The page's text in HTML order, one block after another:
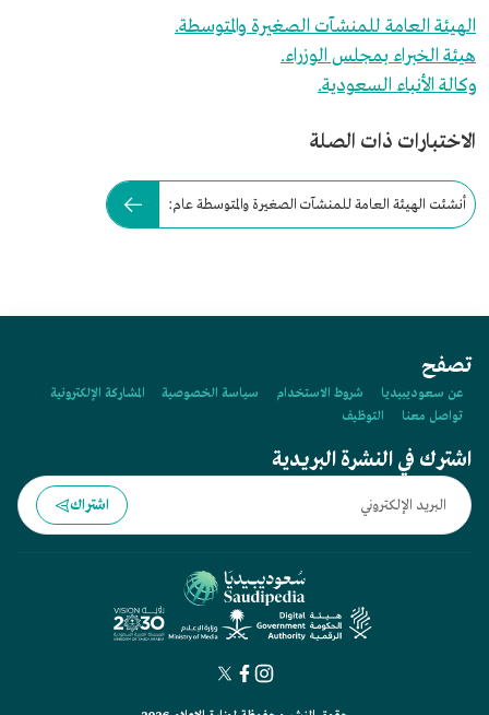
الهيئة العامة للمنشآت الصغيرة والمتوسطة.
هيئة الخبراء بمجلس الوزراء.
وكالة الأنباء السعودية.
الاختبارات ذات الصلة
أنشئت الهيئة العامة للمنشآت الصغيرة والمتوسطة عام:
تصفح
عن سعوديبيديا شروط الاستخدام سياسة الخصوصية
المشاركة الإلكترونية
تواصل معنا
التوظيف
اشترك في النشرة البريدية
اشتراك